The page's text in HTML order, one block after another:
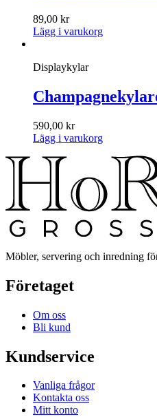
89,00 kr
Lägg i varukorg
Displaykylar
590,00 kr
Lägg i varukorg
Möbler, servering och inredning
Företaget
Om oss
Bli kund
Kundservice
Vanliga frågor
Kontakta oss
Mitt konto